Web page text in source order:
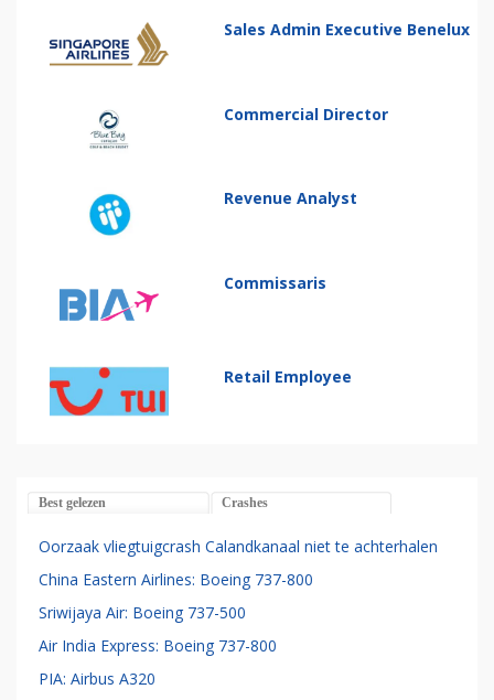
Sales Admin Executive Benelux
Commercial Director
Revenue Analyst
Commissaris
Retail Employee
Best gelezen Crashes
Oorzaak vliegtuigcrash Calandkanaal niet te achterhalen
China Eastern Airlines: Boeing 737-800
Sriwijaya Air: Boeing 737-500
Air India Express: Boeing 737-800
PIA: Airbus A320